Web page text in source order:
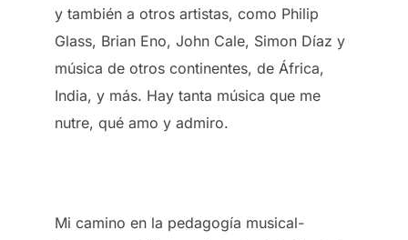
y también a otros artistas, como Philip
Glass, Brian Eno, John Cale, Simon Díaz y
música de otros continentes, de África,
India, y más. Hay tanta música que me
nutre, qué amo y admiro.
Mi camino en la pedagogía musical-